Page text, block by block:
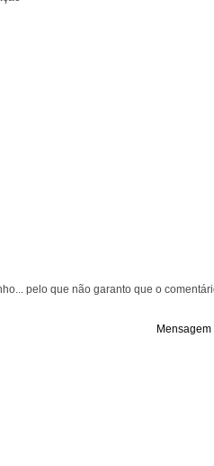
pelo que não garanto que o